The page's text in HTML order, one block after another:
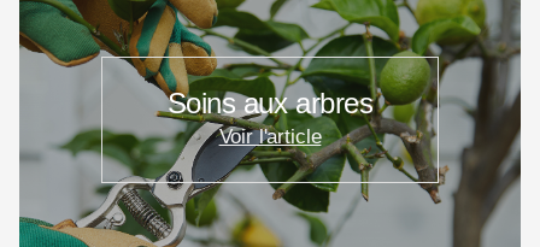
Soins aux arbres
Voir l'article